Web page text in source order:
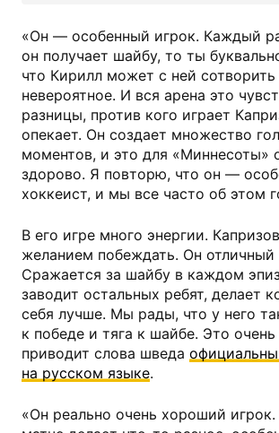
«Он — особенный игрок. Каждый
он получает шайбу, то ты
что Кирилл может с ней сотворить
невероятное. И вся арена это
разницы, против кого играет
опекает. Он создает множество
моментов, и это для «Миннесоты»
здорово. Я повторю, что он —
хоккеист, и мы все часто об этом
В его игре много энергии.
желанием побеждать. Он отличный
Сражается за шайбу в каждом
заводит остальных ребят, делает
себя лучше. Мы рады, что у него
к победе и тяга к шайбе. Это
приводит слова шведа
на русском языке.
«Он реально очень хороший